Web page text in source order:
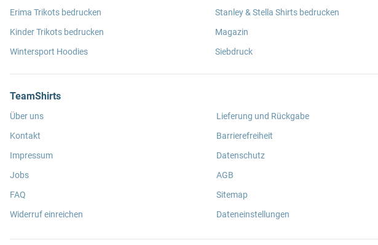
Erima Trikots bedrucken
Kinder Trikots bedrucken
Wintersport Hoodies
Stanley & Stella Shirts bedrucken
Magazin
Siebdruck
TeamShirts
Über uns
Kontakt
Impressum
Jobs
FAQ
Widerruf einreichen
Lieferung und Rückgabe
Barrierefreiheit
Datenschutz
AGB
Sitemap
Dateneinstellungen